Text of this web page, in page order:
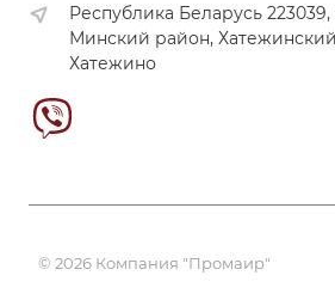
Республика Беларусь
Минский район, Хатежинский
Хатежино
© 2026 Компания "Промаир"